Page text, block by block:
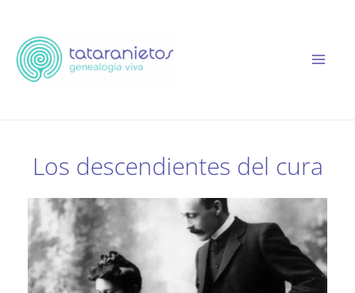
contenido
Los descendientes del cura